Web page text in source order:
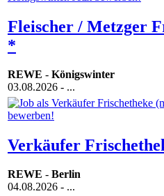
Fleischer / Metzger
*
REWE - Königswinter
03.08.2026 - ...
Verkäufer
REWE - Berlin
04.08.2026 - ...